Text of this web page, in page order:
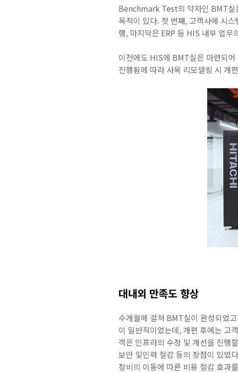
Benchmark Test의 약자인 BMT실
목적이 있다. 첫 번째, 고객사에 시
행, 마지막은 ERP 등 HIS 내부 업무
이전에도 HIS에 BMT실은 마련되
진행됨에 따라 사옥 리모델링 시 개
대내외 만족도 향상
수개월에 걸쳐 BMT실이 완성되었
이 일반적이었는데, 개편 후에는 고
객은 인프라의 수정 및 개선을 진행
보안 및인력 절감 등의 장점이 있었
장비의 이동에 따른 비용 절감 효과